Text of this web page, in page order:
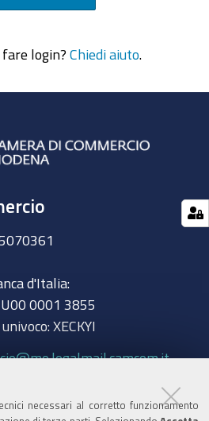
necessari al corretto funzionamento
login? Chiedi aiuto
d'Italia:
0001 3855
XECKYI